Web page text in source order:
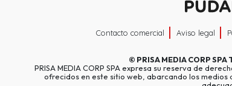
Contacto comercial Aviso legal
© PRISA MEDIA CORP SPA
PRISA MEDIA CORP SPA expresa su reserva de
ofrecidos en este sitio web, abarcando los